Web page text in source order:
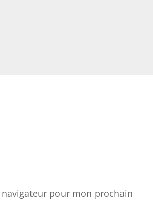
pour mon prochain